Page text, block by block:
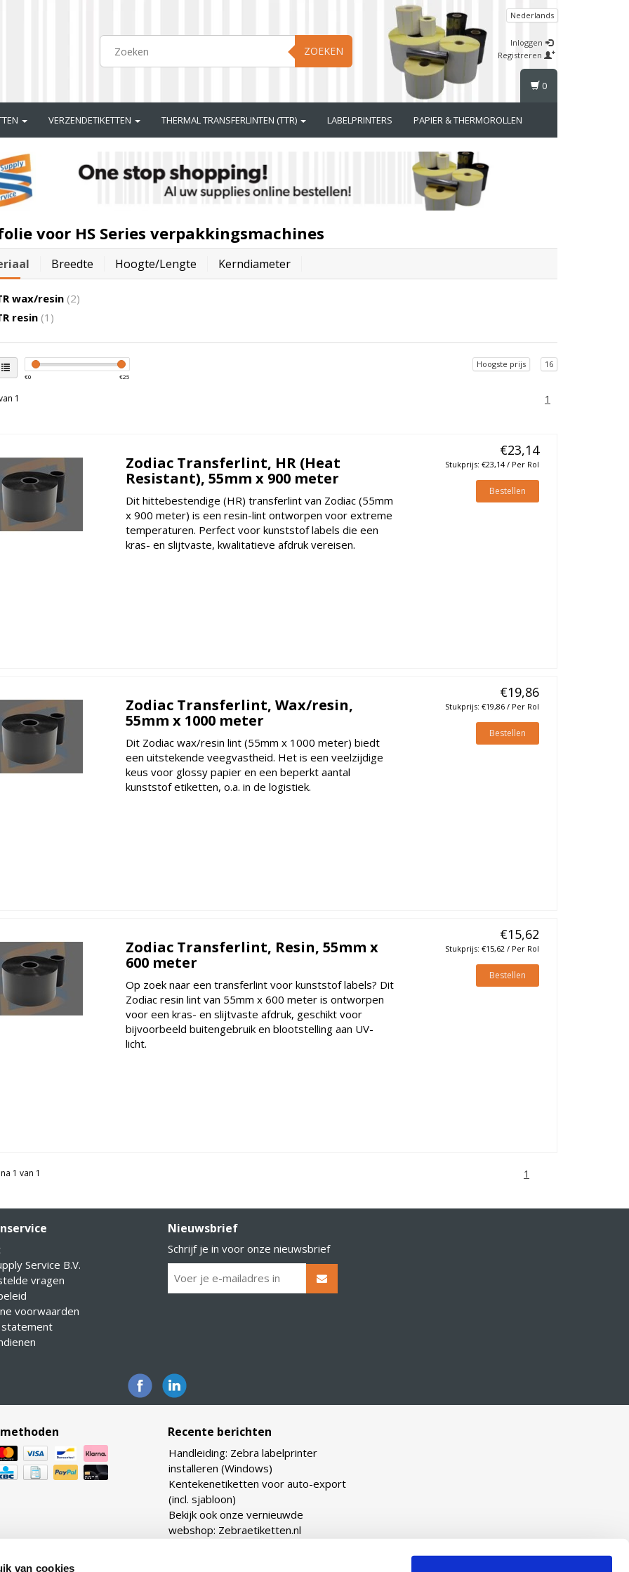
van cookies
ZOEKEN
Nederlands
Inloggen
Registreren
VERZENDETIKETTEN THERMAL TRANSFERLINTEN (TTR) LABELPRINTERS PAPIER & THERMOROLLEN
0
voor HS Series verpakkingsmachines
Breedte Hoogte/lengte Kerndiameter
wax/resin (2)
resin (1)
€0 €25
Hoogste prijs 16
1 1
Zodiac Transferlint, HR (Heat
Resistant), 55mm x 900 meter
Dit hittebestendige (HR) transferlint van Zodiac (55mm
x 900 meter) is een resin-lint ontworpen voor extreme
temperaturen. Perfect voor kunststof labels die een
kras- en slijtvaste, kwalitatieve afdruk vereisen.
€23,14
Stukprijs: €23,14 / Per Rol
Bestellen
Zodiac Transferlint, Wax/resin,
55mm x 1000 meter
Dit Zodiac wax/resin lint (55mm x 1000 meter) biedt
een uitstekende veegvastheid. Het is een veelzijdige
keus voor glossy papier en een beperkt aantal
kunststof etiketten, o.a. in de logistiek.
€19,86
Stukprijs: €19,86 / Per Rol
Bestellen
Zodiac Transferlint, Resin, 55mm x
600 meter
Op zoek naar een transferlint voor kunststof labels? Dit
Zodiac resin lint van 55mm x 600 meter is ontworpen
voor een kras- en slijtvaste afdruk, geschikt voor
bijvoorbeeld buitengebruik en blootstelling aan UV-
licht.
€15,62
Stukprijs: €15,62 / Per Rol
Bestellen
1 van 1 1
Service B.V.
vragen
voorwaarden
Nieuwsbrief
Schrijf je in voor onze nieuwsbrief
Recente berichten
Handleiding: Zebra labelprinter
installeren (Windows)
Kentekenetiketten voor auto-export
(incl. sjabloon)
Bekijk ook onze vernieuwde
webshop: Zebraetiketten.nl